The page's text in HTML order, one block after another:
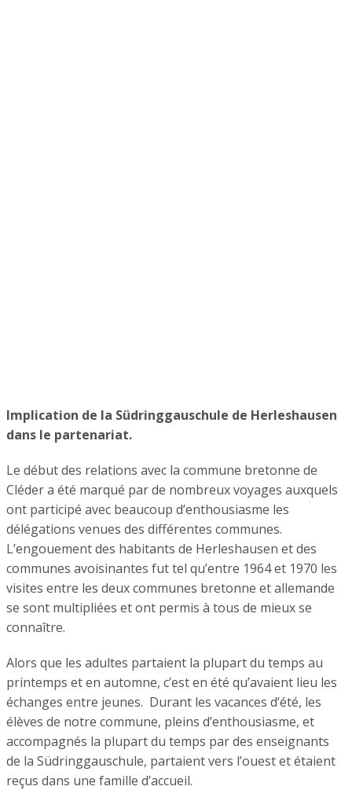
Implication de la Südringgauschule de Herleshausen
dans le partenariat.
Le début des relations avec la commune bretonne de
Cléder a été marqué par de nombreux voyages auxquels
ont participé avec beaucoup d’enthousiasme les
délégations venues des différentes communes.
L’engouement des habitants de Herleshausen et des
communes avoisinantes fut tel qu’entre 1964 et 1970 les
visites entre les deux communes bretonne et allemande
se sont multipliées et ont permis à tous de mieux se
connaître.
Alors que les adultes partaient la plupart du temps au
printemps et en automne, c’est en été qu’avaient lieu les
échanges entre jeunes. Durant les vacances d’été, les
élèves de notre commune, pleins d’enthousiasme, et
accompagnés la plupart du temps par des enseignants
de la Südringgauschule, partaient vers l’ouest et étaient
reçus dans une famille d’accueil.